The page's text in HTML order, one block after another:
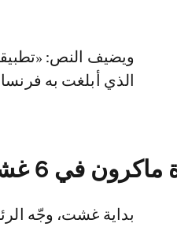
الذي أبلغت به فرنسا، دخل
ماكرون في 6 غشت
بداية غشت، وجّه